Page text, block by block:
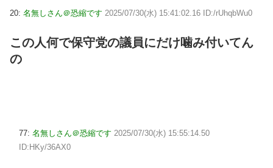
20: 名無しさん＠恐縮です 2025/07/30(水) 15:41:02.16 ID:/rUhqbWu0
この人何で保守党の議員にだけ噛み付いてん
の
77: 名無しさん＠恐縮です 2025/07/30(水) 15:55:14.50
ID:HKy/36AX0